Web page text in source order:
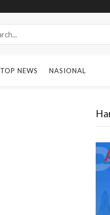
TOP NEWS NASIONAL